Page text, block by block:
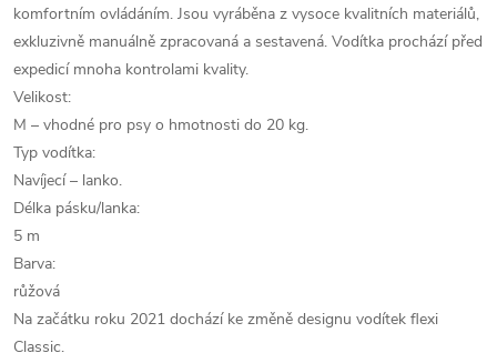
komfortním ovládáním. Jsou vyráběna z vysoce kvalitních materiálů,
exkluzivně manuálně zpracovaná a sestavená. Vodítka prochází před
expedicí mnoha kontrolami kvality.
Velikost:
M – vhodné pro psy o hmotnosti do 20 kg.
Typ vodítka:
Navíjecí – lanko.
Délka pásku/lanka:
5 m
Barva:
růžová
Na začátku roku 2021 dochází ke změně designu vodítek flexi
Classic.